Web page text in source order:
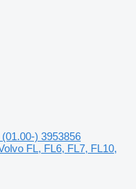
) 3953856
FL, FL6, FL7, FL10,